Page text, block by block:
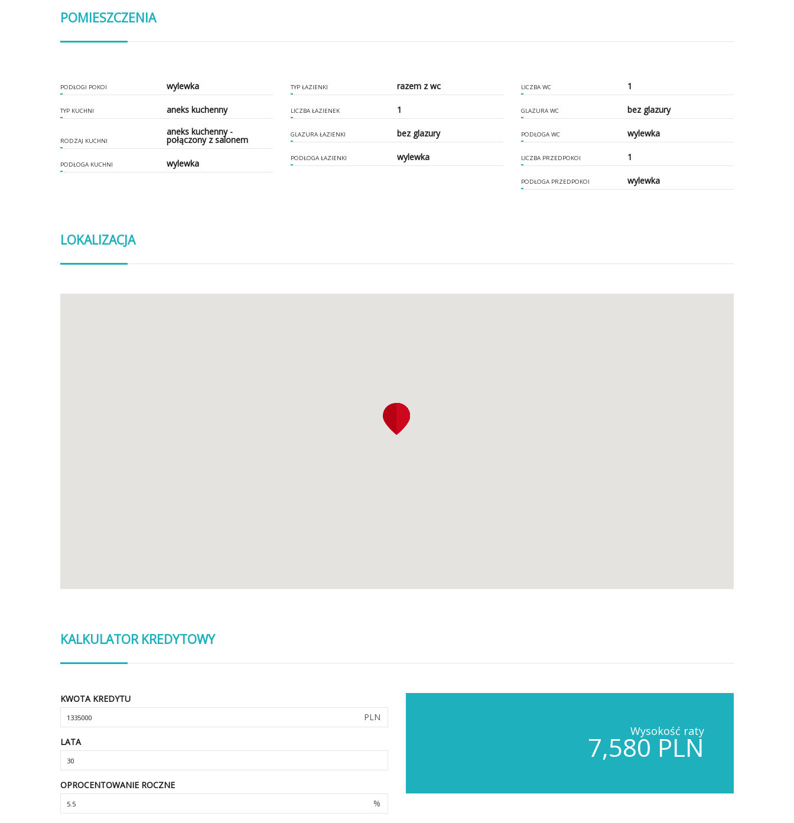
POMIESZCZENIA
PODŁOGI POKOI wylewka
TYP KUCHNI aneks kuchenny
RODZAJ KUCHNI
aneks kuchenny -
połączony z salonem
PODŁOGA KUCHNI wylewka
TYP ŁAZIENKI razem z wc
LICZBA ŁAZIENEK 1
GLAZURA ŁAZIENKI bez glazury
PODŁOGA ŁAZIENKI wylewka
LICZBA WC 1
GLAZURA WC bez glazury
PODŁOGA WC wylewka
LICZBA PRZEDPOKOI 1
PODŁOGA PRZEDPOKOI wylewka
LOKALIZACJA
KALKULATOR KREDYTOWY
KWOTA KREDYTU
PLN
LATA
OPROCENTOWANIE ROCZNE
%
Wysokość raty
7,580 PLN